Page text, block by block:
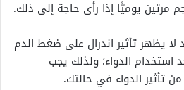
لا يظهر تأثير اندرال على ضغط الدم
الدواء؛ ولذلك يجب
تأثير الدواء في حالتك.